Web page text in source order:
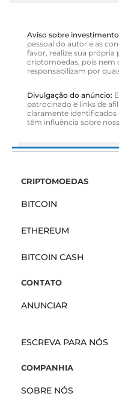
Aviso sobre
pessoal do autor e as
favor, realize sua própria
criptomoedas, pois nem
responsabilizam por
Divulgação do anúncio:
patrocinado e links de
claramente identificados
têm influência sobre
CRIPTOMOEDAS
BITCOIN
ETHEREUM
BITCOIN CASH
CONTATO
ANUNCIAR
ESCREVA PARA NÓS
COMPANHIA
SOBRE NÓS